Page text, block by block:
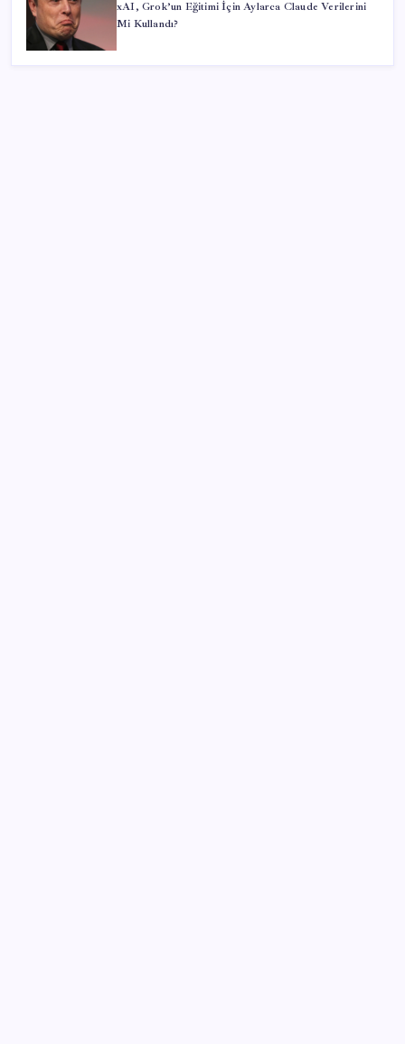
xAI, Grok’un Eğitimi İçin Aylarca Claude Verilerini
Mi Kullandı?